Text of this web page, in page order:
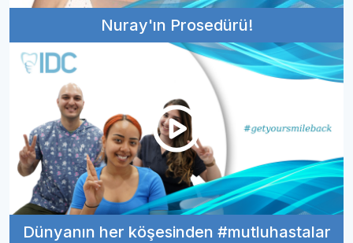
Nuray'ın Prosedürü!
Dünyanın her köşesinden #mutluhastalar